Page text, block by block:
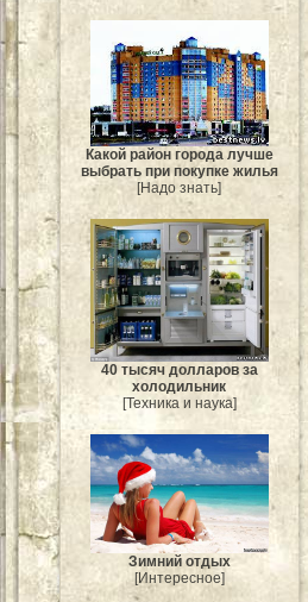
Какой район города лучше
выбрать при покупке жилья
[Надо знать]
40 тысяч долларов за
холодильник
[Техника и наука]
Зимний отдых
[Интересное]